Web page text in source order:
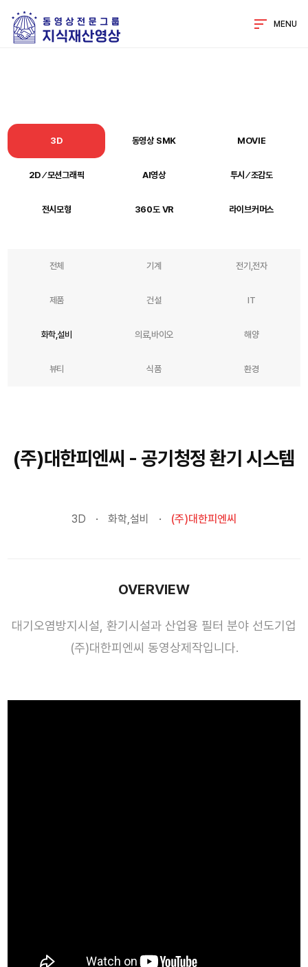
MENU
3D 동영상 SMK MOVIE
2D ⁄ 모션그래픽 AI영상 투시 ⁄ 조감도
전시모형 360도 VR 라이브커머스
전체 기계 전기,전자
제품 건설 IT
화학,설비 의료,바이오 해양
뷰티 식품 환경
(주)대한피엔씨 - 공기청정 환기 시스템
3D 화학,설비 (주)대한피엔씨
OVERVIEW
대기오염방지시설, 환기시설과 산업용 필터 분야 선도기업
(주)대한피엔씨 동영상제작입니다.